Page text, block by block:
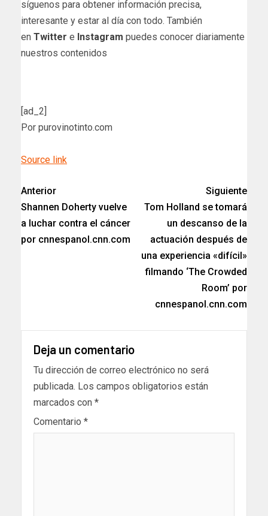
síguenos para obtener información precisa,
interesante y estar al día con todo. También
en Twitter e Instagram puedes conocer diariamente
nuestros contenidos
[ad_2]
Por purovinotinto.com
Source link
Anterior
Shannen Doherty vuelve
a luchar contra el cáncer
por cnnespanol.cnn.com
Siguiente
Tom Holland se tomará
un descanso de la
actuación después de
una experiencia «difícil»
filmando ‘The Crowded
Room’ por
cnnespanol.cnn.com
Deja un comentario
Tu dirección de correo electrónico no será
publicada. Los campos obligatorios están
marcados con *
Comentario *